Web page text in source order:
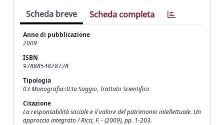
Scheda breve Scheda completa
Anno di pubblicazione
2009
ISBN
9788854828728
Tipologia
03 Monografia::03a Saggio, Trattato Scientifico
Citazione
La responsabilità sociale e il valore del patrimonio intellettuale. Un
approccio integrato / Ricci, F. - (2009), pp. 1-203.